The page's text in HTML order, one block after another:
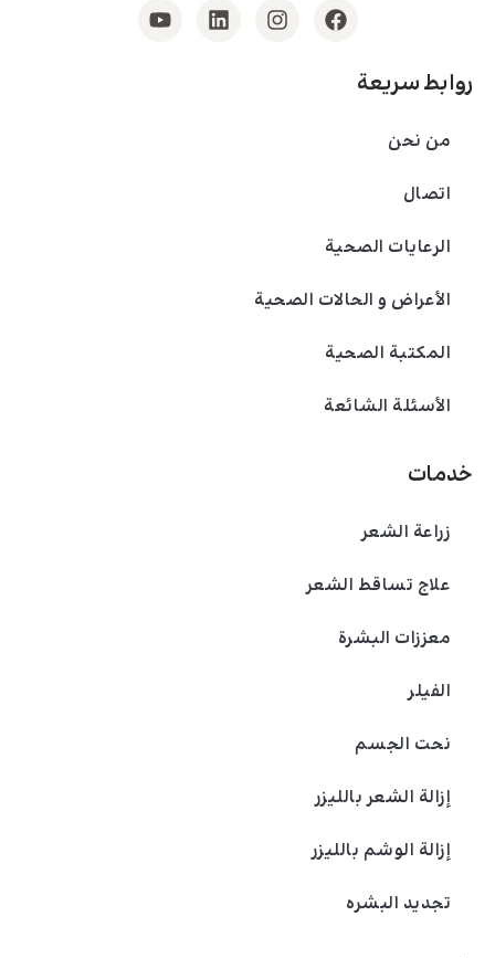
خدمات
زراعة الشعر
علاج تساقط الشعر
معززات البشرة
الفیلر
نحت الجسم
إزالة الشعر بالليزر
إزالة الوشم بالليزر
تجديد البشره
روابط سريعة
من نحن
اتصال
الرعايات الصحية
الأعراض و الحالات الصحية
المكتبة الصحية
الأسئلة الشائعة